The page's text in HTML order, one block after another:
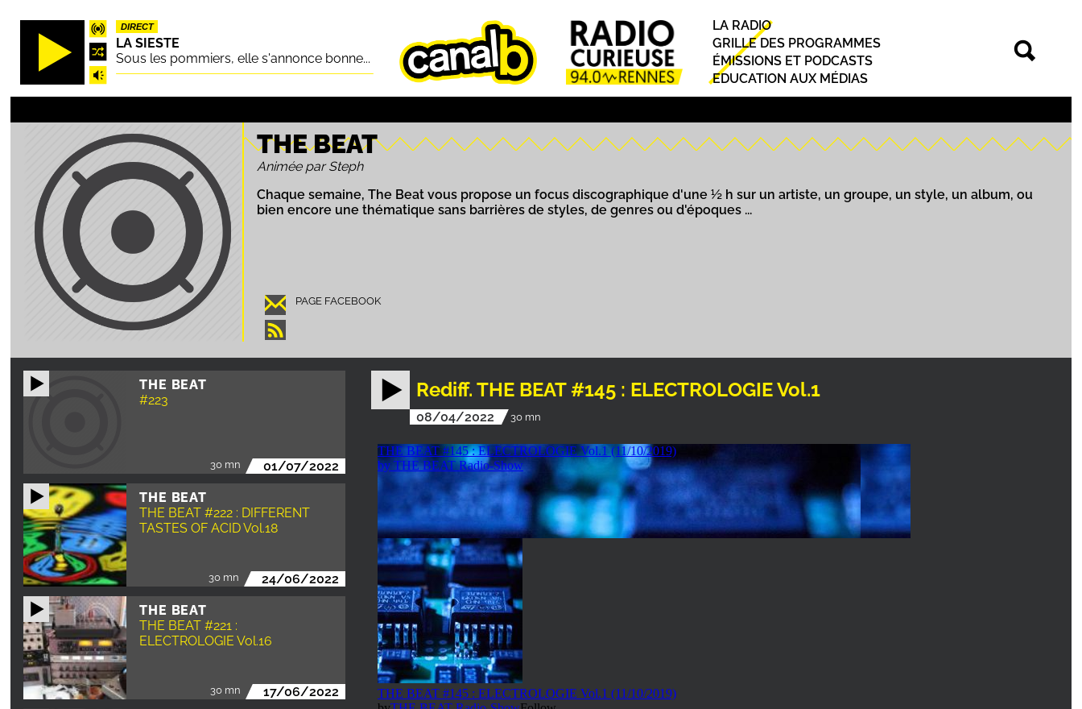
Aller
principal
DIRECT
LA SIESTE
Sous les pommiers, elle s'annonce bonne...
Principal
LA RADIO
GRILLE DES PROGRAMMES
ÉMISSIONS ET PODCASTS
EDUCATION AUX MÉDIAS
THE BEAT
Animée par Steph
Chaque semaine, The Beat vous propose un focus discographique d'une ½ h sur un artiste, un groupe, un style, un album, ou
bien encore une thématique sans barrières de styles, de genres ou d'époques ...
PAGE FACEBOOK
THE BEAT
#223
30 mn 01/07/2022
THE BEAT
THE BEAT #222 : DIFFERENT
TASTES OF ACID Vol.18
30 mn 24/06/2022
THE BEAT
THE BEAT #221 :
ELECTROLOGIE Vol.16
30 mn 17/06/2022
Rediff. THE BEAT #145 : ELECTROLOGIE Vol.1
08/04/2022 30 mn